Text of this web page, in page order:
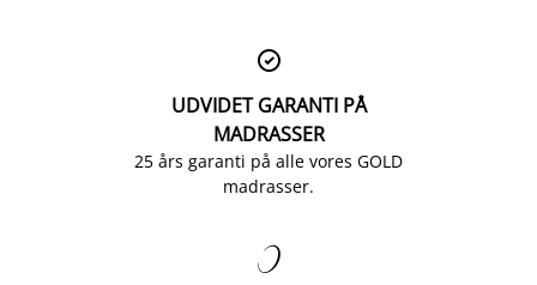

UDVIDET GARANTI PÅ
MADRASSER
25 års garanti på alle vores GOLD
madrasser.
